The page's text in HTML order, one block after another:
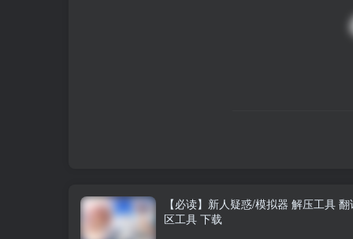
【必读】新人疑惑/模拟器 解压工具
区工具 下载